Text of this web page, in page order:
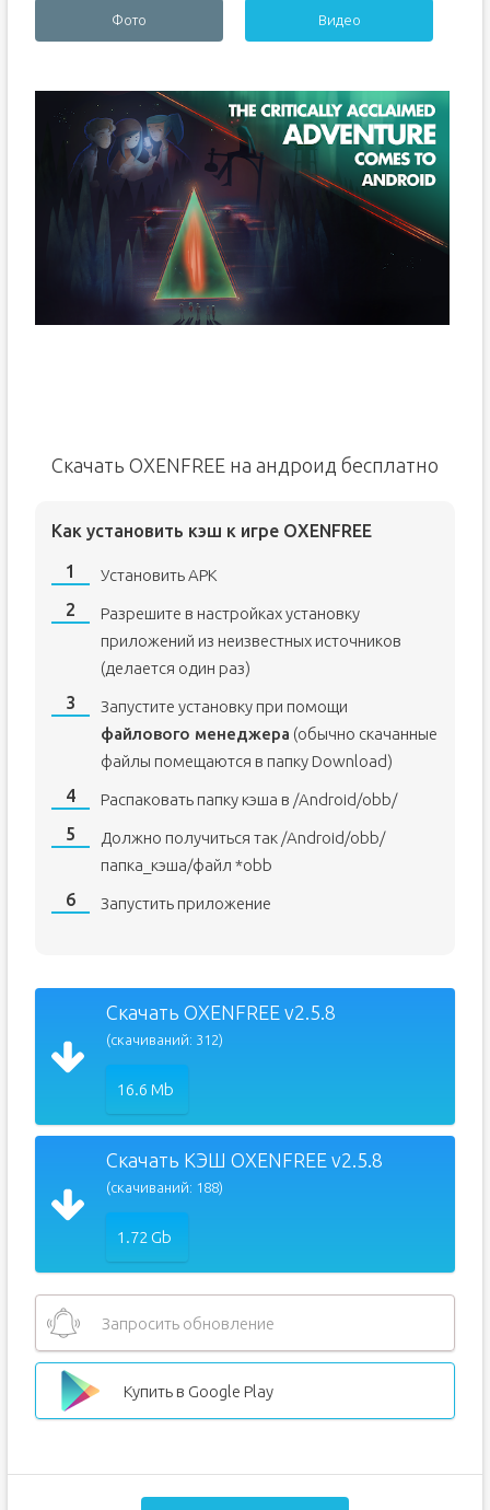
Фото Видео
Скачать OXENFREE на андроид бесплатно
Как установить кэш к игре OXENFREE
Установить APK
Разрешите в настройках установку
приложений из неизвестных источников
(делается один раз)
Запустите установку при помощи
файлового менеджера (обычно скачанные
файлы помещаются в папку Download)
Распаковать папку кэша в /Android/obb/
Должно получиться так /Android/obb/
папка_кэша/файл *obb
Запустить приложение
Скачать OXENFREE v2.5.8
(скачиваний: 312)
16.6 Mb
Скачать КЭШ OXENFREE v2.5.8
(скачиваний: 188)
1.72 Gb
Запросить обновление
Купить в Google Play